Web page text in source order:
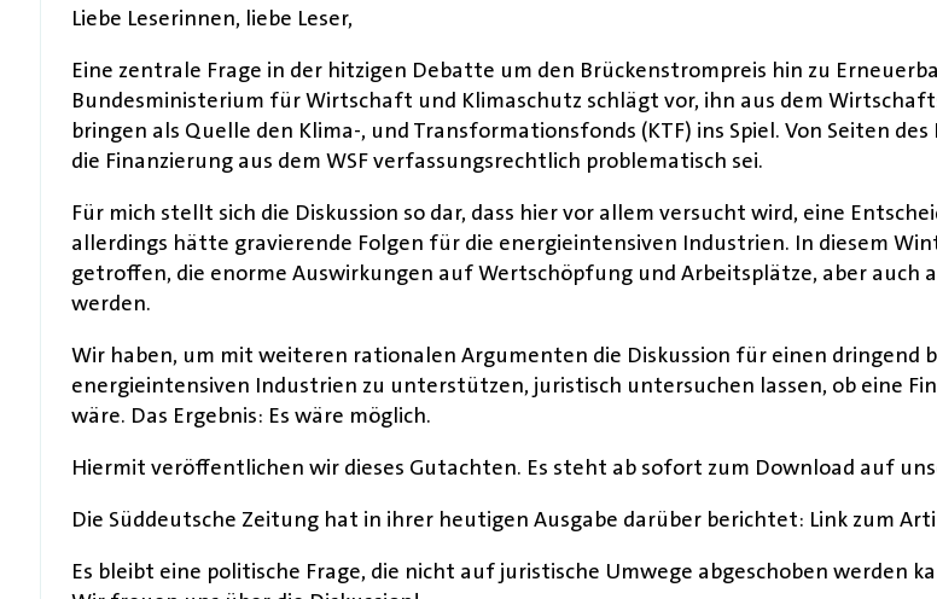
Liebe Leserinnen, liebe Leser,
Eine zentrale Frage in der hitzigen Debatte um den Brückenstrompreis hin zu
Bundesministerium für Wirtschaft und Klimaschutz schlägt vor, ihn aus dem
bringen als Quelle den Klima-, und Transformationsfonds (KTF) ins Spiel. Von Seiten
die Finanzierung aus dem WSF verfassungsrechtlich problematisch sei.
Für mich stellt sich die Diskussion so dar, dass hier vor allem versucht wird, eine
allerdings hätte gravierende Folgen für die energieintensiven Industrien. In diesem
getroffen, die enorme Auswirkungen auf Wertschöpfung und Arbeitsplätze, aber auch
werden.
Wir haben, um mit weiteren rationalen Argumenten die Diskussion für einen dringend
energieintensiven Industrien zu unterstützen, juristisch untersuchen lassen, ob eine
wäre. Das Ergebnis: Es wäre möglich.
Hiermit veröffentlichen wir dieses Gutachten. Es steht ab sofort zum Download auf
Die Süddeutsche Zeitung hat in ihrer heutigen Ausgabe darüber berichtet: Link zum
Es bleibt eine politische Frage, die nicht auf juristische Umwege abgeschoben werden